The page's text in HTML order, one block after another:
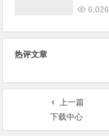
6,026
热评文章
上一篇
下载中心